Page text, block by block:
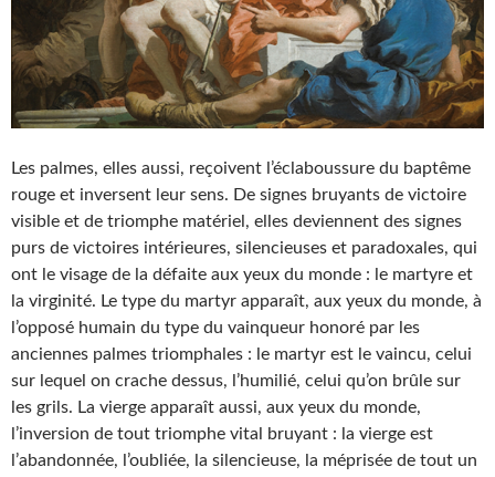
Les palmes, elles aussi, reçoivent l’éclaboussure du baptême
rouge et inversent leur sens. De signes bruyants de victoire
visible et de triomphe matériel, elles deviennent des signes
purs de victoires intérieures, silencieuses et paradoxales, qui
ont le visage de la défaite aux yeux du monde : le martyre et
la virginité. Le type du martyr apparaît, aux yeux du monde, à
l’opposé humain du type du vainqueur honoré par les
anciennes palmes triomphales : le martyr est le vaincu, celui
sur lequel on crache dessus, l’humilié, celui qu’on brûle sur
les grils. La vierge apparaît aussi, aux yeux du monde,
l’inversion de tout triomphe vital bruyant : la vierge est
l’abandonnée, l’oubliée, la silencieuse, la méprisée de tout un